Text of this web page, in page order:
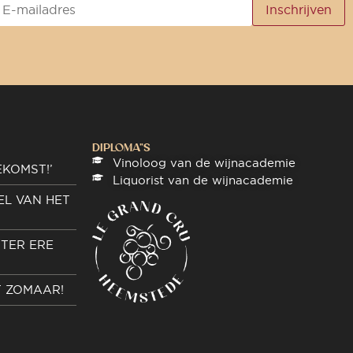
VAN HET
ERE
ZOMAAR!
DIPLOMA"S
Vinoloog van de wijnacademie
Liquorist van de wijnacademie